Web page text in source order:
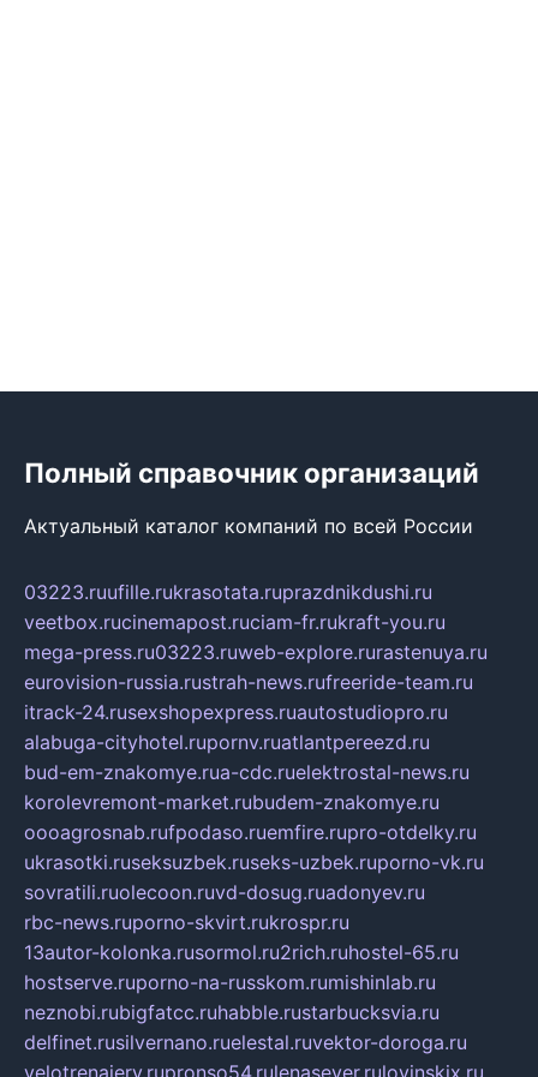
Полный справочник организаций
Актуальный каталог компаний по всей России
03223.ruufille.rukrasotata.ruprazdnikdushi.ru
veetbox.rucinemapost.ruciam-fr.rukraft-you.ru
mega-press.ru03223.ruweb-explore.rurastenuya.ru
eurovision-russia.rustrah-news.rufreeride-team.ru
itrack-24.rusexshopexpress.ruautostudiopro.ru
alabuga-cityhotel.rupornv.ruatlantpereezd.ru
bud-em-znakomye.rua-cdc.ruelektrostal-news.ru
korolevremont-market.rubudem-znakomye.ru
oooagrosnab.rufpodaso.ruemfire.rupro-otdelky.ru
ukrasotki.ruseksuzbek.ruseks-uzbek.ruporno-vk.ru
sovratili.ruolecoon.ruvd-dosug.ruadonyev.ru
rbc-news.ruporno-skvirt.rukrospr.ru
13autor-kolonka.rusormol.ru2rich.ruhostel-65.ru
hostserve.ruporno-na-russkom.rumishinlab.ru
neznobi.rubigfatcc.ruhabble.rustarbucksvia.ru
delfinet.rusilvernano.ruelestal.ruvektor-doroga.ru